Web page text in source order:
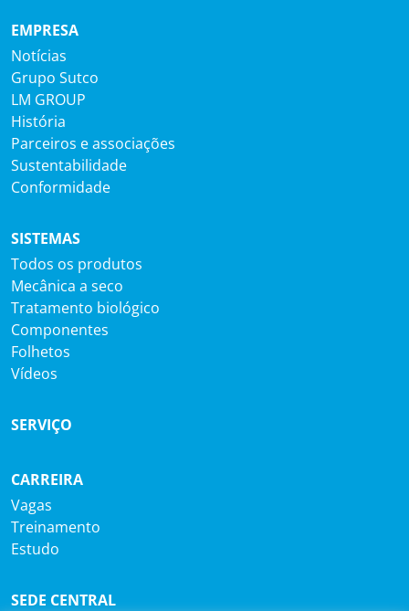
EMPRESA
Notícias
Grupo Sutco
LM GROUP
História
Parceiros e associações
Sustentabilidade
Conformidade
SISTEMAS
Todos os produtos
Mecânica a seco
Tratamento biológico
Componentes
Folhetos
Vídeos
SERVIÇO
CARREIRA
Vagas
Treinamento
Estudo
SEDE CENTRAL